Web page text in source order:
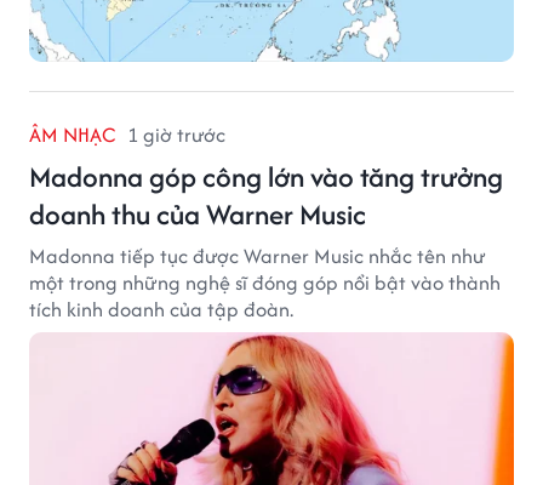
ÂM NHẠC 1 giờ trước
Madonna góp công lớn vào tăng trưởng
doanh thu của Warner Music
Madonna tiếp tục được Warner Music nhắc tên như
một trong những nghệ sĩ đóng góp nổi bật vào thành
tích kinh doanh của tập đoàn.